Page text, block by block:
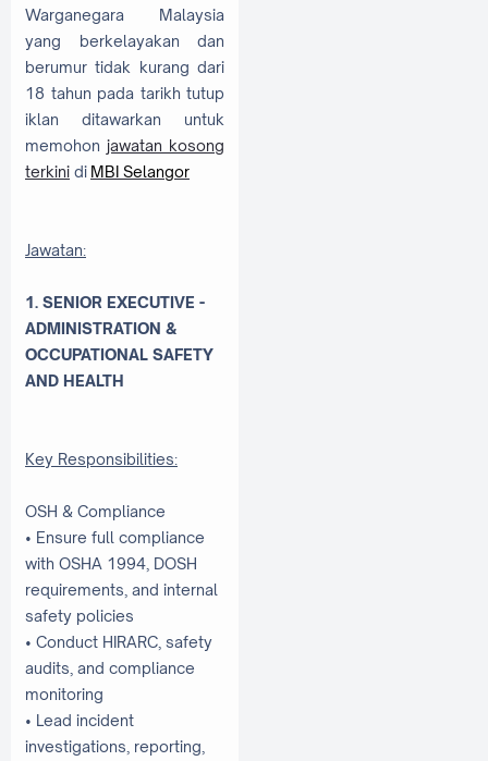
Warganegara Malaysia
yang berkelayakan dan
berumur tidak kurang dari
18 tahun pada tarikh tutup
iklan ditawarkan untuk
memohon jawatan kosong
terkini di MBI Selangor
Jawatan:
1. SENIOR EXECUTIVE -
ADMINISTRATION &
OCCUPATIONAL SAFETY
AND HEALTH
Key Responsibilities:
OSH & Compliance
• Ensure full compliance
with OSHA 1994, DOSH
requirements, and internal
safety policies
• Conduct HIRARC, safety
audits, and compliance
monitoring
• Lead incident
investigations, reporting,